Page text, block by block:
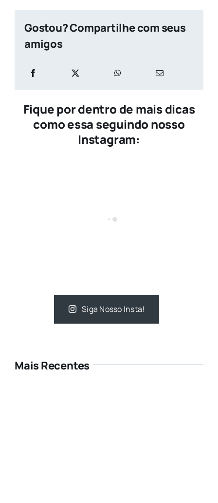
Gostou? Compartilhe com seus
amigos
Fique por dentro de mais dicas
como essa seguindo nosso
Instagram:
Siga Nosso Insta!
Mais Recentes